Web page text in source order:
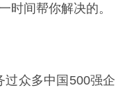
时间帮你解决的。
众多中国500强企